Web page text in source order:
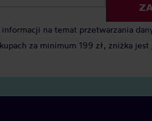
na temat przetwarzania
za minimum 199 zł, zniżka